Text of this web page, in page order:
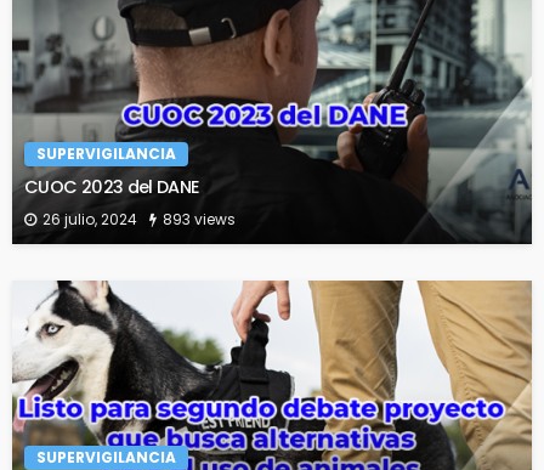
SUPERVIGILANCIA
CUOC 2023 del DANE
26 julio, 2024 893 views
SUPERVIGILANCIA